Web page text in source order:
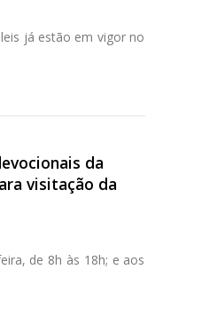
já estão em vigor no
da
visitação da
de 8h às 18h; e aos